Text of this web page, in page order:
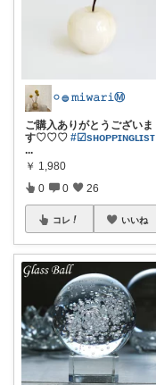
𓏸 𓐍 𝚖𝚒𝚠𝚊𝚛𝚒Ⓜ︎
ご購入ありがとうございま
す♡♡♡ #☑sʜᴏᴘᴘɪɴɢʟɪsᴛ
...
￥ 1,980
0 0 26
コレ いいね